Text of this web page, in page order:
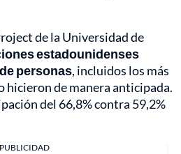
de la Universidad de
estadounidenses
personas, incluidos los más
hicieron de manera anticipada.
del 66,8% contra 59,2%
PUBLICIDAD